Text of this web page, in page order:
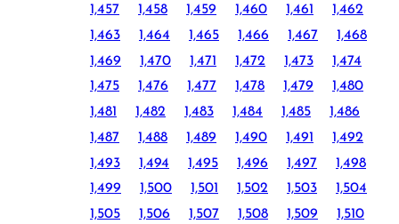
1,457
1,458 1,459 1,460 1,461
1,462
1,463
1,464 1,465 1,466 1,467
1,468
1,469
1,470 1,471 1,472 1,473
1,474
1,475
1,476 1,477 1,478 1,479
1,480
1,481
1,482 1,483 1,484 1,485
1,486
1,487
1,488 1,489 1,490 1,491
1,492
1,493
1,494 1,495 1,496 1,497
1,498
1,499
1,500 1,501 1,502 1,503
1,504
1,505
1,506 1,507 1,508 1,509
1,510